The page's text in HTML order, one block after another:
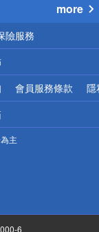
more
險服務
會員服務條款 隱
主
6